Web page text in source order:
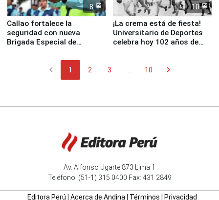
8
Callao fortalece la
seguridad con nueva
Brigada Especial de
equipamiento para
10
¡La crema está de fiesta!
Universitario de Deportes
celebra hoy 102 años de
chevron_left 1 2 3 10 chevron_right
Av. Alfonso Ugarte 873 Lima 1
Teléfono: (51-1) 315 0400 Fax: 431 2849
Editora Perú Acerca de Andina| Términos Privacidad